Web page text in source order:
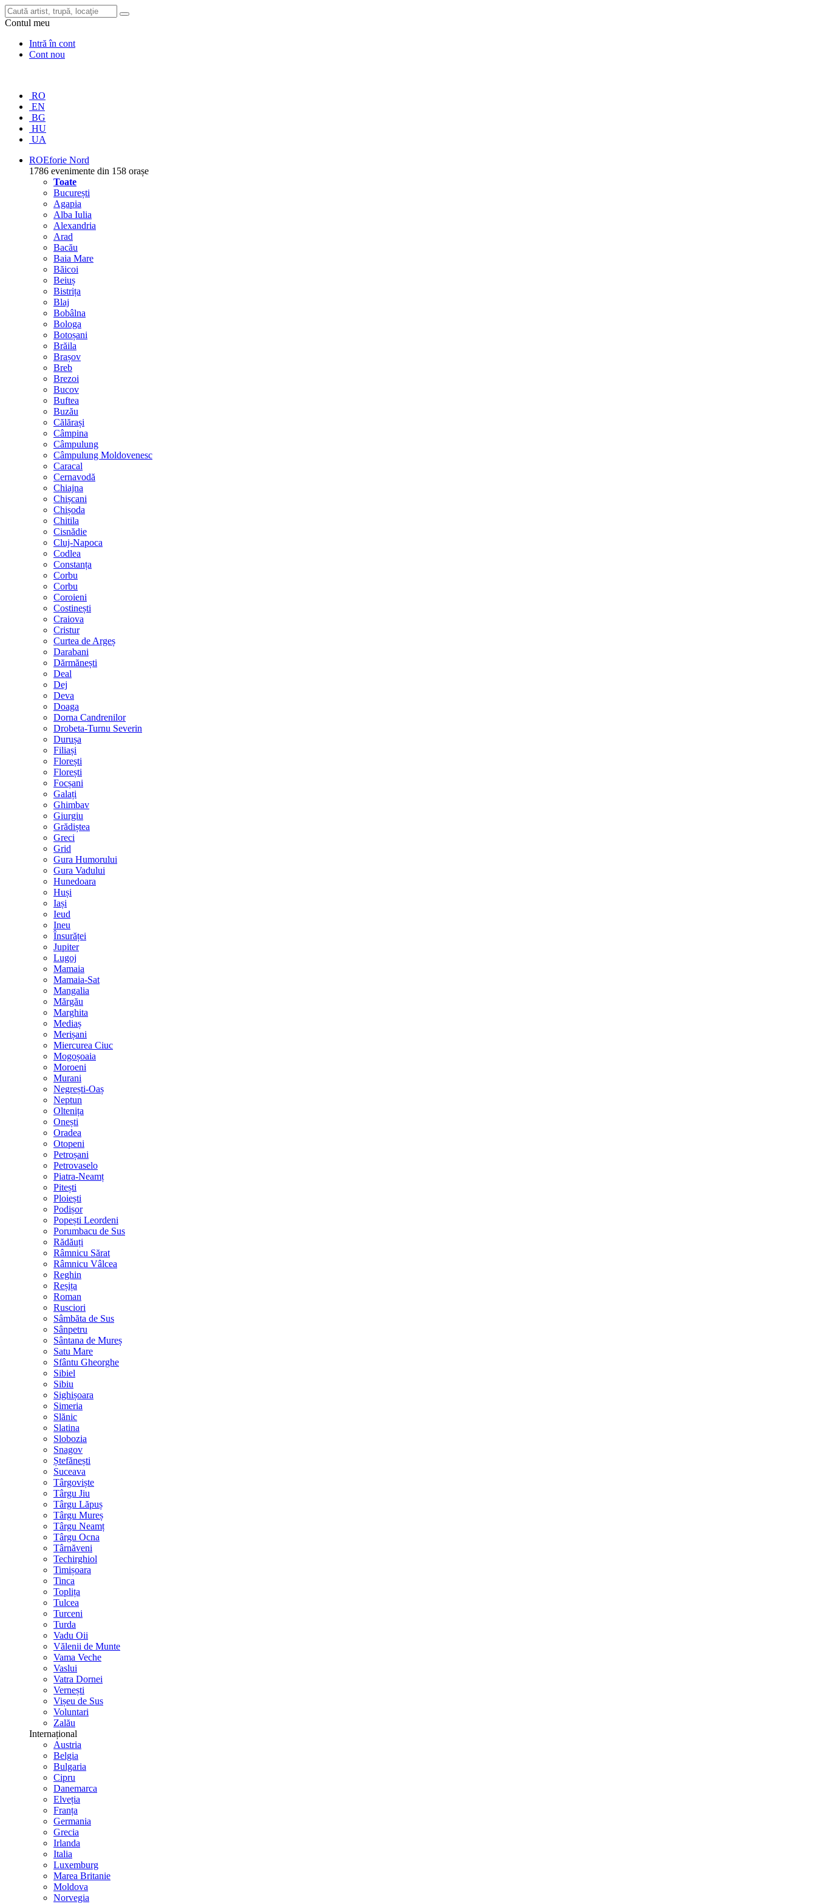
Contul meu
Intră în cont
Cont nou
RO
EN
BG
HU
UA
ROEforie Nord
1786 evenimente din 158 orașe
Toate
București
Agapia
Alba Iulia
Alexandria
Arad
Bacău
Baia Mare
Băicoi
Beiuș
Bistrița
Blaj
Bobâlna
Bologa
Botoșani
Brăila
Brașov
Breb
Brezoi
Bucov
Buftea
Buzău
Călărași
Câmpina
Câmpulung
Câmpulung Moldovenesc
Caracal
Cernavodă
Chiajna
Chișcani
Chișoda
Chitila
Cisnădie
Cluj-Napoca
Codlea
Constanța
Corbu
Corbu
Coroieni
Costinești
Craiova
Cristur
Curtea de Argeș
Darabani
Dărmănești
Deal
Dej
Deva
Doaga
Dorna Candrenilor
Drobeta-Turnu Severin
Durușa
Filiași
Florești
Florești
Focșani
Galați
Ghimbav
Giurgiu
Grădiștea
Greci
Grid
Gura Humorului
Gura Vadului
Hunedoara
Huși
Iași
Ieud
Ineu
Însurăței
Jupiter
Lugoj
Mamaia
Mamaia-Sat
Mangalia
Mărgău
Marghita
Mediaș
Merișani
Miercurea Ciuc
Mogoșoaia
Moroeni
Murani
Negrești-Oaș
Neptun
Oltenița
Onești
Oradea
Otopeni
Petroșani
Petrovaselo
Piatra-Neamț
Pitești
Ploiești
Podișor
Popești Leordeni
Porumbacu de Sus
Rădăuți
Râmnicu Sărat
Râmnicu Vâlcea
Reghin
Reșița
Roman
Rusciori
Sâmbăta de Sus
Sânpetru
Sântana de Mureș
Satu Mare
Sfântu Gheorghe
Sibiel
Sibiu
Sighișoara
Simeria
Slănic
Slatina
Slobozia
Snagov
Ștefănești
Suceava
Târgoviște
Târgu Jiu
Târgu Lăpuș
Târgu Mureș
Târgu Neamț
Târgu Ocna
Târnăveni
Techirghiol
Timișoara
Tinca
Toplița
Tulcea
Turceni
Turda
Vadu Oii
Vălenii de Munte
Vama Veche
Vaslui
Vatra Dornei
Vernești
Vișeu de Sus
Voluntari
Zalău
Internațional
Austria
Belgia
Bulgaria
Cipru
Danemarca
Elveția
Franța
Germania
Grecia
Irlanda
Italia
Luxemburg
Marea Britanie
Moldova
Norvegia